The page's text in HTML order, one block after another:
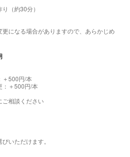
（約30分）
になる場合がありますので、あらかじめ
＋500円/本
：＋500円/本
ご相談ください
いただけます。